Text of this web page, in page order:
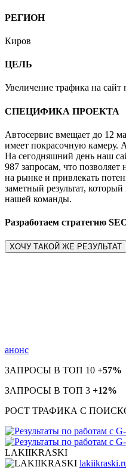
РЕГИОН
Киров
ЦЕЛЬ
Увеличение трафика на
СПЕЦИФИКА ПРОЕКТА
Автосервис вмещает до 12
имеет покрасочную камеру.
На сегодняшний день наш
987 запросам, что
на рынке и привлекать
заметный результат,
нашей команды.
Разработаем стратегию
ХОЧУ ТАКОЙ ЖЕ РЕЗУЛЬТАТ
анонс
ЗАПРОСЫ В ТОП 10 +57%
ЗАПРОСЫ В ТОП 3 +12%
РОСТ ТРАФИКА С
LAKIIKRASKI